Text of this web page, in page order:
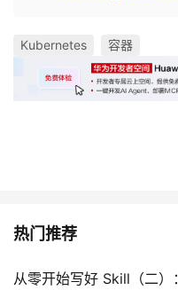
Kubernetes 容器
热门推荐
从零开始写好 Skill（二